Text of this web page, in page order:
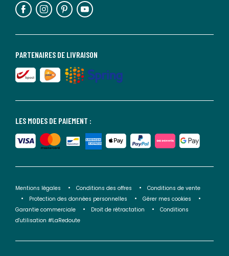
LES MODES DE PAIEMENT :
PARTENAIRES DE LIVRAISON
Mentions légales Conditions des offres
Conditions de vente
Protection des données personnelles
Gérer mes cookies
Garantie commerciale
Droit de rétractation
Conditions
d'utilisation #LaRedoute